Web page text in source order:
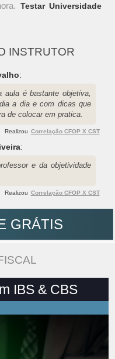
Testar Universidade
INSTRUTOR
:
aula é bastante objetiva,
a dia e com dicas que
de colocar em pratica.
Realizou Correlação CFOP X CST
:
e da objetividade
Realizou Correlação CFOP X CST
GRÁTIS
IBS & CBS